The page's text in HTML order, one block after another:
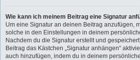
Wie kann ich meinem Beitrag eine Signatur
Um eine Signatur an deinen Beitrag anzufügen,
solche in den Einstellungen in deinem
Nachdem du die Signatur erstellt und
Beitrag das Kästchen „Signatur anhängen“
auch hinzufügen, indem du in deinem